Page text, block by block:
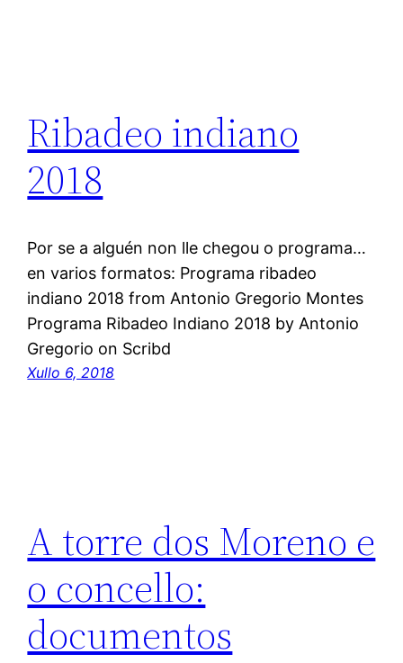
Ribadeo indiano
2018
Por se a alguén non lle chegou o programa…
en varios formatos: Programa ribadeo
indiano 2018 from Antonio Gregorio Montes
Programa Ribadeo Indiano 2018 by Antonio
Gregorio on Scribd
Xullo 6, 2018
A torre dos Moreno e
o concello:
documentos